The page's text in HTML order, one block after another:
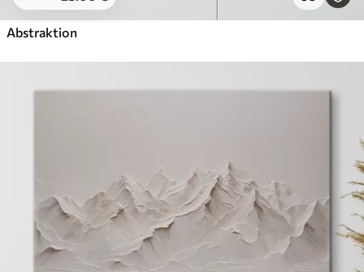
Abstraktion